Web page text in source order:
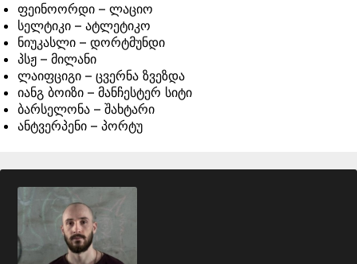
ფეინოორდი – ლაციო
სელტიკი – ატლეტიკო
ნიუკასლი – დორტმუნდი
პსჟ – მილანი
ლაიფციგი – ცვერნა ზვეზდა
იანგ ბოიზი – მანჩესტერ სიტი
ბარსელონა – შახტარი
ანტვერპენი – პორტუ